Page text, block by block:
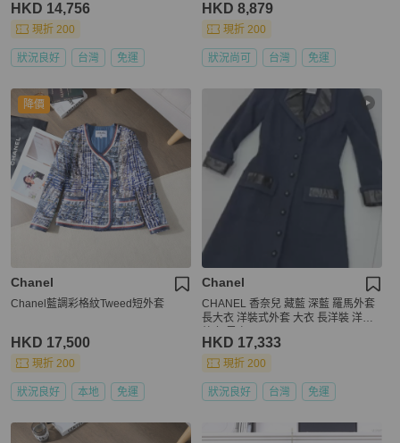
HKD 14,756
現折 200
狀況良好 台灣 免運
HKD 8,879
現折 200
狀況尚可 台灣 免運
降價
Chanel
Chanel藍調彩格紋Tweed短外套
HKD 17,500
現折 200
狀況良好 本地 免運
Chanel
CHANEL 香奈兒 藏藍 深藍 羅馬外套
長大衣 洋裝式外套 大衣 長洋裝 洋裝
HKD 17,333
現折 200
狀況良好 台灣 免運